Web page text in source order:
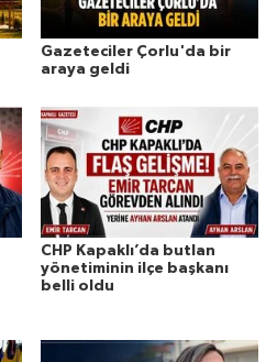
Gazeteciler Çorlu'da bir
araya geldi
CHP Kapaklı’da butlan
yönetiminin ilçe başkanı
belli oldu